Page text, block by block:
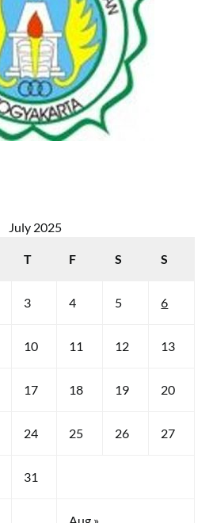
July 2025
T F S S
Aug »
3 4 5 6
10 11 12 13
17 18 19 20
24 25 26 27
31